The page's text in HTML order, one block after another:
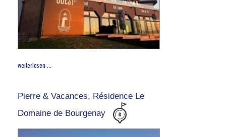
weiterlesen ...
Pierre & Vacances, Résidence Le
Domaine de Bourgenay